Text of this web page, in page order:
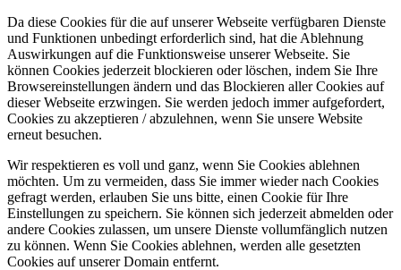
Da diese Cookies für die auf unserer Webseite verfügbaren Dienste
und Funktionen unbedingt erforderlich sind, hat die Ablehnung
Auswirkungen auf die Funktionsweise unserer Webseite. Sie
können Cookies jederzeit blockieren oder löschen, indem Sie Ihre
Browsereinstellungen ändern und das Blockieren aller Cookies auf
dieser Webseite erzwingen. Sie werden jedoch immer aufgefordert,
Cookies zu akzeptieren / abzulehnen, wenn Sie unsere Website
erneut besuchen.
Wir respektieren es voll und ganz, wenn Sie Cookies ablehnen
möchten. Um zu vermeiden, dass Sie immer wieder nach Cookies
gefragt werden, erlauben Sie uns bitte, einen Cookie für Ihre
Einstellungen zu speichern. Sie können sich jederzeit abmelden oder
andere Cookies zulassen, um unsere Dienste vollumfänglich nutzen
zu können. Wenn Sie Cookies ablehnen, werden alle gesetzten
Cookies auf unserer Domain entfernt.